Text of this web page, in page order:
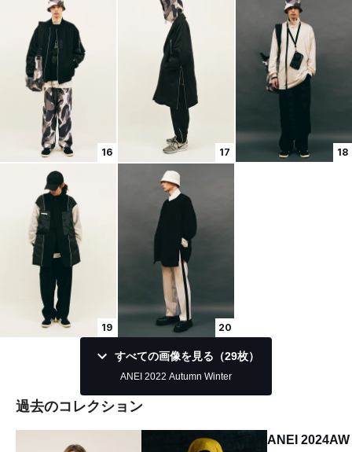
16 17 18
19 20
すべての画像を見る（29枚）
ANEI 2022 Autumn Winter
過去のコレクション
ANEI 2024AW